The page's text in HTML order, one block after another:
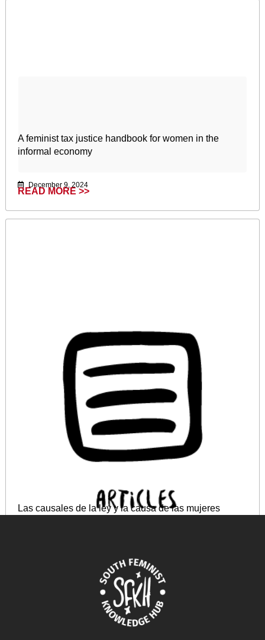
A feminist tax justice handbook for women in the
informal economy
December 9, 2024
READ MORE >>
Las causales de la ley y la causa de las mujeres